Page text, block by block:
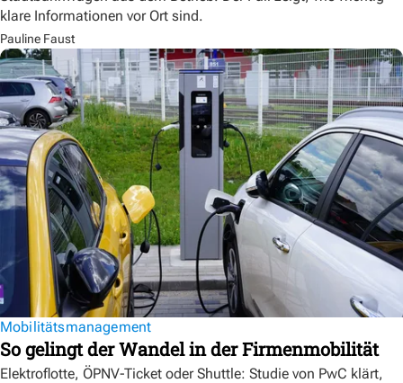
klare Informationen vor Ort sind.
Pauline Faust
Mobilitätsmanagement
So gelingt der Wandel in der Firmenmobilität
Elektroflotte, ÖPNV-Ticket oder Shuttle: Studie von PwC klärt,